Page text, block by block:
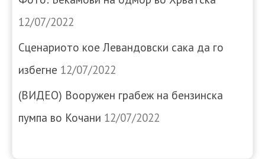
12/07/2022
Сценариото кое Левандовски сака да го
избегне 12/07/2022
(ВИДЕО) Вооружен грабеж на бензинска
пумпа во Кочани 12/07/2022